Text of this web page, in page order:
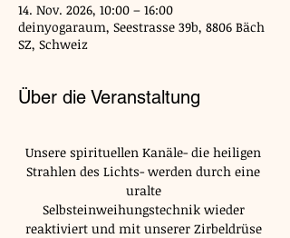
14. Nov. 2026, 10:00 – 16:00
deinyogaraum, Seestrasse 39b, 8806 Bäch
SZ, Schweiz
Über die Veranstaltung
Unsere spirituellen Kanäle- die heiligen
Strahlen des Lichts- werden durch eine
uralte
Selbsteinweihungstechnik wieder
reaktiviert und mit unserer Zirbeldrüse